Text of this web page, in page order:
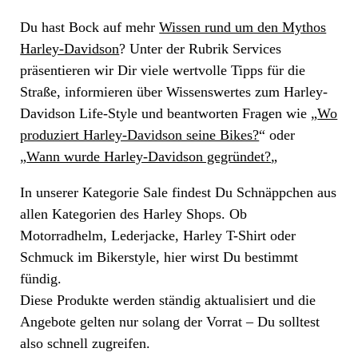
Du hast Bock auf mehrWissen rund um den Mythos
Harley-Davidson? Unter der Rubrik Services
präsentieren wir Dir viele wertvolle Tipps für die
Straße, informieren über Wissenswertes zum Harley-
Davidson Life-Style und beantworten Fragen wie „Wo
produziert Harley-Davidson seine Bikes?“ oder
„Wann wurde Harley-Davidson gegründet?„
In unserer Kategorie Sale findest Du Schnäppchen aus
allen Kategorien des Harley Shops. Ob
Motorradhelm, Lederjacke, Harley T-Shirt oder
Schmuck im Bikerstyle, hier wirst Du bestimmt
fündig.
Diese Produkte werden ständig aktualisiert und die
Angebote gelten nur solang der Vorrat – Du solltest
also schnell zugreifen.